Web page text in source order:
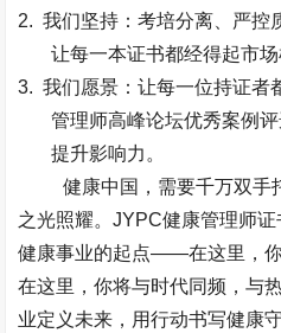
2. 我们坚持：考培分离、严控
让每一本证书都经得起市场
3. 我们愿景：让每一位持证者
管理师高峰论坛优秀案例
提升影响力。
健康中国，需要千万双手
之光照耀。JYPC健康管理师
健康事业的起点——在这里，
在这里，你将与时代同频，与
业定义未来，用行动书写健康